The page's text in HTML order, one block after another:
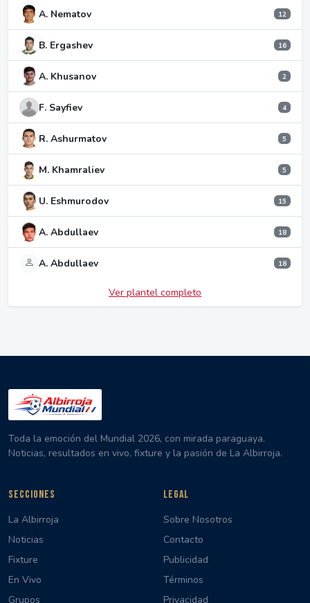
A. Nematov 12
B. Ergashev 16
A. Khusanov 2
F. Sayfiev 4
R. Ashurmatov 5
M. Khamraliev 5
U. Eshmurodov 15
A. Abdullaev 18
A. Abdullaev 18
Ver plantel completo
Toda la emoción del Mundial 2026, con mirada paraguaya.
Noticias, resultados en vivo, fixture y la pasión de La Albirroja.
SECCIONES
La Albirroja
Noticias
Fixture
En Vivo
Grupos
LEGAL
Sobre Nosotros
Contacto
Publicidad
Términos
Privacidad